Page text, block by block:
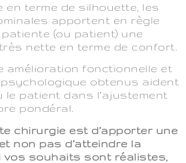
en terme de silhouette, les
apportent en règle
(ou patient) une
nette en terme de confort.
amélioration fonctionnelle et
psychologique obtenus aident
le patient dans l’ajustement
pondéral.
chirurgie est d’apporter une
non pas d’atteindre la
vos souhaits sont réalistes,